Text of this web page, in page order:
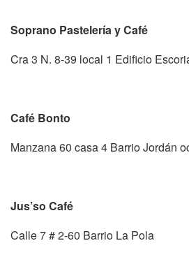
Soprano Pastelería y Café
Cra 3 N. 8-39 local 1 Edificio
Café Bonto
Manzana 60 casa 4 Barrio Jordán
Jus’so Café
Calle 7 # 2-60 Barrio La Pola